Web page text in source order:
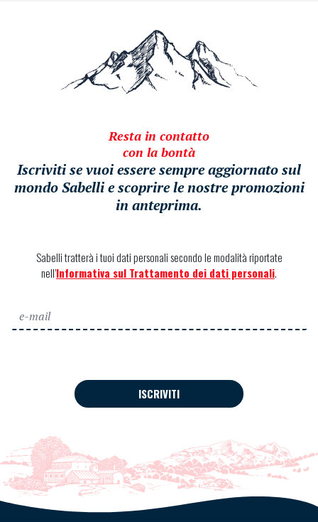
Resta in contatto
con la bontà
Iscriviti se vuoi essere sempre aggiornato sul
mondo Sabelli e scoprire le nostre promozioni
in anteprima.
Sabelli tratterà i tuoi dati personali secondo le modalità riportate
nell’Informativa sul Trattamento dei dati personali.
ISCRIVITI